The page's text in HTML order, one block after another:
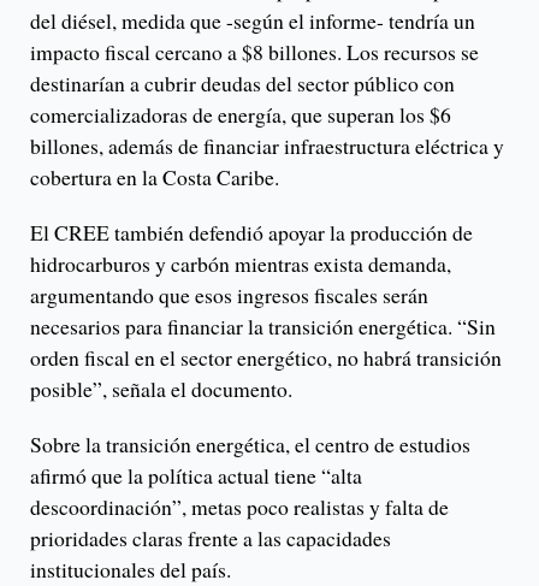
del diésel, medida que -según el informe- tendría un
impacto fiscal cercano a $8 billones. Los recursos se
destinarían a cubrir deudas del sector público con
comercializadoras de energía, que superan los $6
billones, además de financiar infraestructura eléctrica y
cobertura en la Costa Caribe.
El CREE también defendió apoyar la producción de
hidrocarburos y carbón mientras exista demanda,
argumentando que esos ingresos fiscales serán
necesarios para financiar la transición energética. “Sin
orden fiscal en el sector energético, no habrá transición
posible”, señala el documento.
Sobre la transición energética, el centro de estudios
afirmó que la política actual tiene “alta
descoordinación”, metas poco realistas y falta de
prioridades claras frente a las capacidades
institucionales del país.